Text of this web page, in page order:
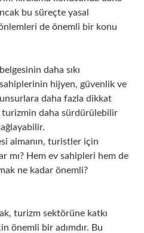
bu süreçte yasal
de önemli bir konu
daha sıkı
hijyen, güvenlik ve
daha fazla dikkat
daha sürdürülebilir
almanın, turistler için
mı? Hem ev sahipleri hem de
ne kadar önemli?
turizm sektörüne katkı
önemli bir adımdır. Bu